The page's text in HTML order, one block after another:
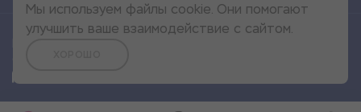
Мы используем файлы cookie. Они помогают
улучшить ваше взаимодействие с сайтом.